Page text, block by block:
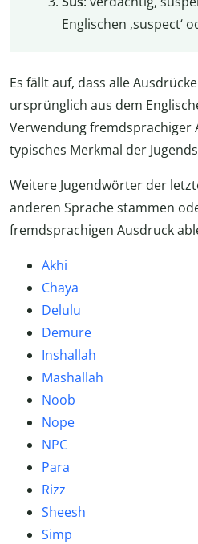
Englischen ‚suspect‘
Es fällt auf, dass alle
ursprünglich aus dem
Verwendung fremdsprachiger
typisches Merkmal der
Weitere Jugendwörter der
anderen Sprache stammen
fremdsprachigen Ausdruck
Akhi
Chaya
Delulu
Demure
Inshallah
Mashallah
Noob
Nope
NPC
Para
Rizz
Sheesh
Simp